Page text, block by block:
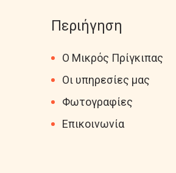
Περιήγηση
Ο Μικρός Πρίγκιπας
Οι υπηρεσίες μας
Φωτογραφίες
Επικοινωνία